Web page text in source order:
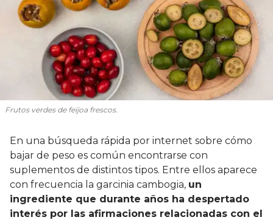
Frutos verdes de feijoa frescos.
En una búsqueda rápida por internet sobre cómo
bajar de peso es común encontrarse con
suplementos de distintos tipos. Entre ellos aparece
con frecuencia la garcinia cambogia, un
ingrediente que durante años ha despertado
interés por las afirmaciones relacionadas con el